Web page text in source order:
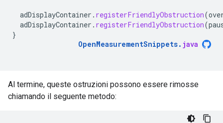
adDisplayContainer . registerFriendlyObstruction(
adDisplayContainer . registerFriendlyObstruction(
}
OpenMeasurementSnippets. java
Al termine, queste ostruzioni possono essere rimosse
chiamando il seguente metodo: